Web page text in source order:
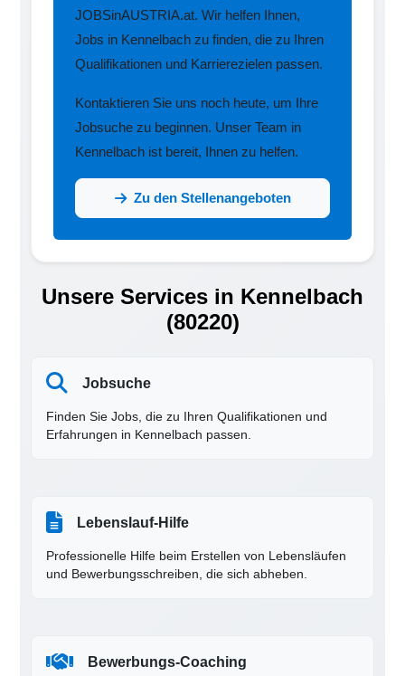
JOBSinAUSTRIA.at. Wir helfen Ihnen,
Jobs in Kennelbach zu finden, die zu Ihren
Qualifikationen und Karrierezielen passen.
Kontaktieren Sie uns noch heute, um Ihre
Jobsuche zu beginnen. Unser Team in
Kennelbach ist bereit, Ihnen zu helfen.
Zu den Stellenangeboten
Unsere Services in Kennelbach
(80220)
Jobsuche
Finden Sie Jobs, die zu Ihren Qualifikationen und
Erfahrungen in Kennelbach passen.
Lebenslauf-Hilfe
Professionelle Hilfe beim Erstellen von Lebensläufen
und Bewerbungsschreiben, die sich abheben.
Bewerbungs-Coaching